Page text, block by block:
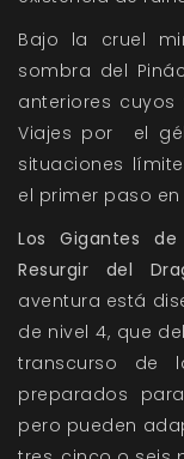
Bajo la cruel
sombra del
anteriores
Viajes por el
situaciones
el primer paso
Los Gigantes de
Resurgir del
aventura está
de nivel 4, que
transcurso de
preparados
pero pueden